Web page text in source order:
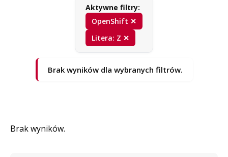
Aktywne filtry:
OpenShift ✕
Litera: Z ✕
Brak wyników dla wybranych filtrów.
Brak wyników.